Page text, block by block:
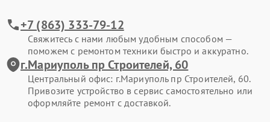
+7 (863) 333-79-12
Свяжитесь с нами любым удобным способом —
поможем с ремонтом техники быстро и аккуратно.
г.Мариуполь пр Строителей, 60
Центральный офис: г.Мариуполь пр Строителей, 60.
Привозите устройство в сервис самостоятельно или
оформляйте ремонт с доставкой.